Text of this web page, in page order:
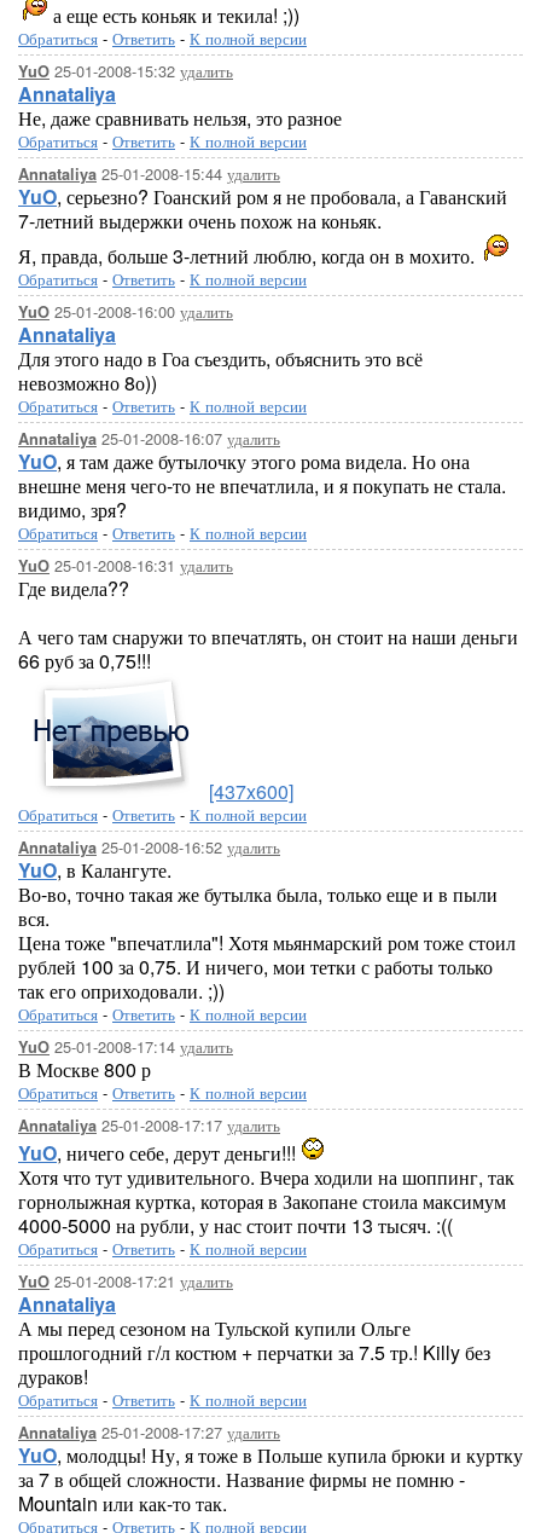
а еще есть коньяк и текила! ;))
Обратиться - Ответить - К полной версии
YuO 25-01-2008-15:32 удалить
Annataliya
Не, даже сравнивать нельзя, это разное
Обратиться - Ответить - К полной версии
Annataliya 25-01-2008-15:44 удалить
YuO, серьезно? Гоанский ром я не пробовала, а Гаванский
7-летний выдержки очень похож на коньяк.
Я, правда, больше 3-летний люблю, когда он в мохито.
Обратиться - Ответить - К полной версии
YuO 25-01-2008-16:00 удалить
Annataliya
Для этого надо в Гоа съездить, объяснить это всё
невозможно 8о))
Обратиться - Ответить - К полной версии
Annataliya 25-01-2008-16:07 удалить
YuO, я там даже бутылочку этого рома видела. Но она
внешне меня чего-то не впечатлила, и я покупать не стала.
видимо, зря?
Обратиться - Ответить - К полной версии
YuO 25-01-2008-16:31 удалить
Где видела??
А чего там снаружи то впечатлять, он стоит на наши деньги
66 руб за 0,75!!!
[437x600]
Обратиться - Ответить - К полной версии
Annataliya 25-01-2008-16:52 удалить
YuO, в Калангуте.
Во-во, точно такая же бутылка была, только еще и в пыли
вся.
Цена тоже "впечатлила"! Хотя мьянмарский ром тоже стоил
рублей 100 за 0,75. И ничего, мои тетки с работы только
так его оприходовали. ;))
Обратиться - Ответить - К полной версии
YuO 25-01-2008-17:14 удалить
В Москве 800 р
Обратиться - Ответить - К полной версии
Annataliya 25-01-2008-17:17 удалить
YuO, ничего себе, дерут деньги!!!
Хотя что тут удивительного. Вчера ходили на шоппинг, так
горнолыжная куртка, которая в Закопане стоила максимум
4000-5000 на рубли, у нас стоит почти 13 тысяч. :((
Обратиться - Ответить - К полной версии
YuO 25-01-2008-17:21 удалить
Annataliya
А мы перед сезоном на Тульской купили Ольге
прошлогодний г/л костюм + перчатки за 7.5 тр.! Killy без
дураков!
Обратиться - Ответить - К полной версии
Annataliya 25-01-2008-17:27 удалить
YuO, молодцы! Ну, я тоже в Польше купила брюки и куртку
за 7 в общей сложности. Название фирмы не помню -
Mountain или как-то так.
Обратиться - Ответить - К полной версии